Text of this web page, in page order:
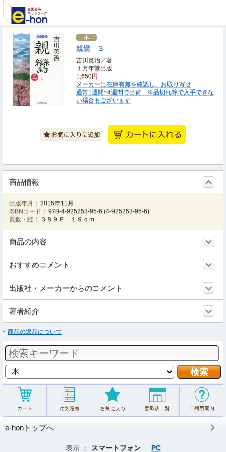
親鸞 ３
吉川英治／著
１万年堂出版
1,650円
メーカーに在庫有無を確認し、お取り寄せ
通常1週間~4週間で出荷 ※品切れ等で入手できな
い場合もございます
商品情報
出版年月： 2015年11月
ISBNコード： 978-4-925253-95-6 (4-925253-95-6)
頁数・縦：
３８９Ｐ １９ｃｍ
商品の内容
おすすめコメント
出版社・メーカーからのコメント
著者紹介
商品の返品について
e-honトップへ
表示 ： スマートフォン PC